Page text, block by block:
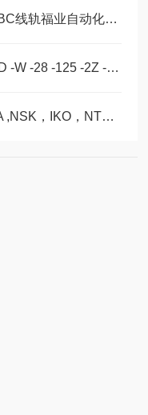
INA导轨滑块THK轴承IKO配件SBC线轨福业自动化选型
紧凑型滑轨滚轮TLC -4560 -2 -CD -W -28 -125 -2Z -B -NIC
机床自动化轴承SKF，FAG，INA ,NSK，IKO，NTN选型订购福业